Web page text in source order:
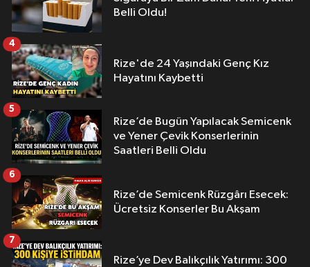
Belli Oldu!
Rize'de 24 Yaşındaki Genç Kız
Hayatını Kaybetti
4
Rize’de Bugün Yapılacak Semicenk
ve Yener Çevik Konserlerinin
Saatleri Belli Oldu
5
Rize’de Semicenk Rüzgârı Esecek:
Ücretsiz Konserler Bu Akşam
6
Rize’ye Dev Balıkçılık Yatırımı: 300
7